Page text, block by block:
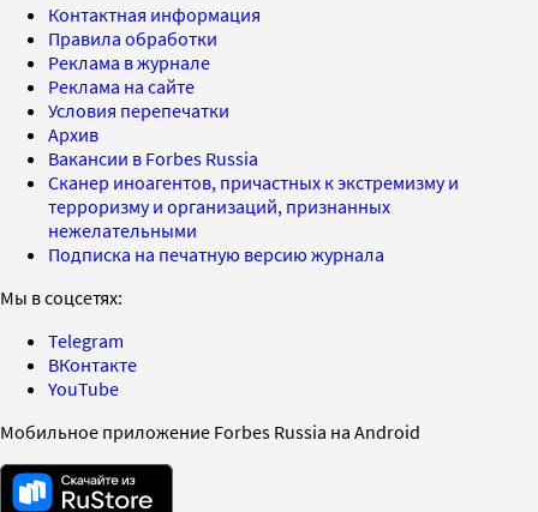
Контактная информация
Правила обработки
Реклама в журнале
Реклама на сайте
Условия перепечатки
Архив
Вакансии в Forbes Russia
Сканер иноагентов, причастных к экстремизму и
терроризму и организаций, признанных
нежелательными
Подписка на печатную версию журнала
Мы в соцсетях:
Telegram
ВКонтакте
YouTube
Мобильное приложение Forbes Russia на Android